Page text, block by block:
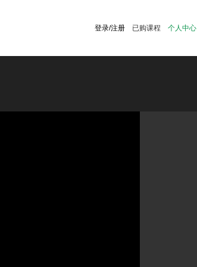
登录/注册 已购课程 个人中心